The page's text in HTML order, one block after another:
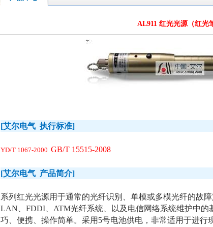
AL911 红光光源（红光
[艾尔电气 执行标准]
YD/T 1067-2000 GB/T 15515-2008
[艾尔电气 产品简介]
系列红光光源用于通常的光纤识别、单模或多模光纤的故障
LAN
FDDI ATM光纤系统、以及电信网络系统维护中的
巧、便携、操作简单。采用 5号电池供电，非常适用于进行